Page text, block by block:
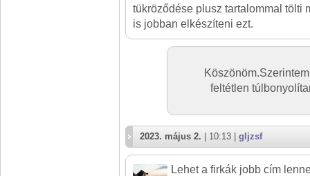
tükröződése plusz tartalommal tölti
is jobban elkészíteni ezt.
feltétlen
2023. május 2. | 10:13 | gljzsf
Lehet a firkák jobb cím